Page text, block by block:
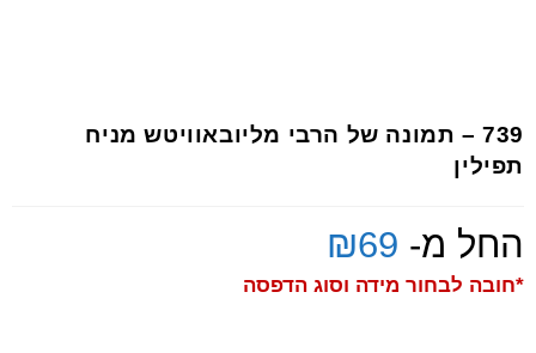
739 – תמונה של הרבי מליובאוויטש מניח
תפילין
החל מ- ₪69
*חובה לבחור מידה וסוג הדפסה